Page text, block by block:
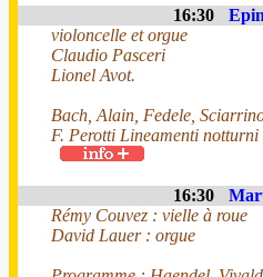
16:30
violoncelle et orgue
Claudio Pasceri
Lionel Avot.
Bach, Alain, Fedele,
F. Perotti Lineamenti
16:30
Rémy Couvez : vielle à roue
David Lauer : orgue